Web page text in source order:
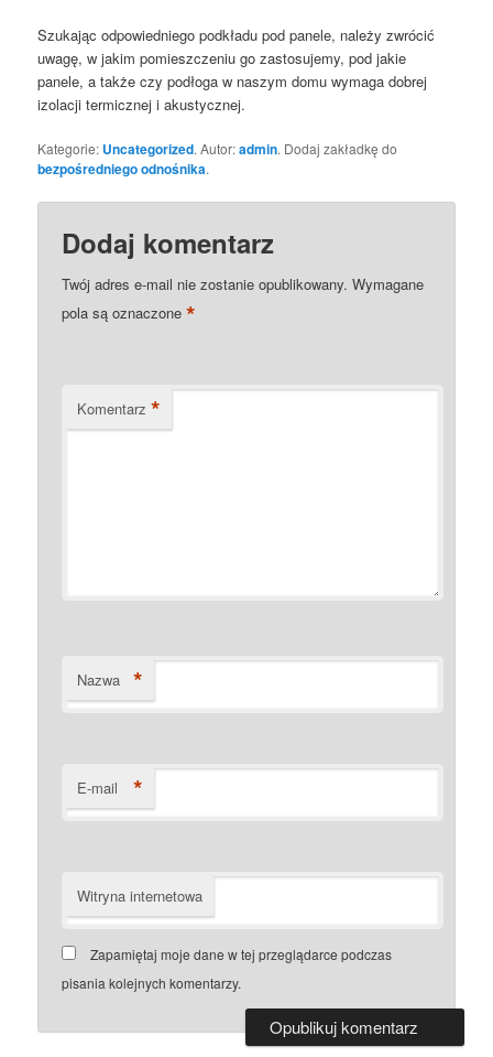
Szukając odpowiedniego podkładu pod panele, należy zwrócić
uwagę, w jakim pomieszczeniu go zastosujemy, pod jakie
panele, a także czy podłoga w naszym domu wymaga dobrej
izolacji termicznej i akustycznej.
Kategorie: Uncategorized. Autor:admin. Dodaj zakładkę do
bezpośredniego odnośnika.
Dodaj komentarz
Twój adres e-mail nie zostanie opublikowany. Wymagane
pola są oznaczone*
Komentarz *
Nazwa *
E-mail *
Witryna internetowa
Zapamiętaj moje dane w tej przeglądarce podczas
pisania kolejnych komentarzy.